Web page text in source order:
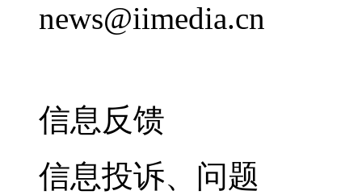
news@iimedia.cn
信息反馈
信息投诉、问题